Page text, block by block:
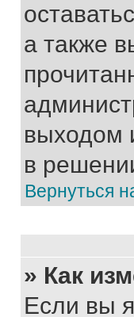
а также
выходом
в
Вернуться
» Как
Если вы